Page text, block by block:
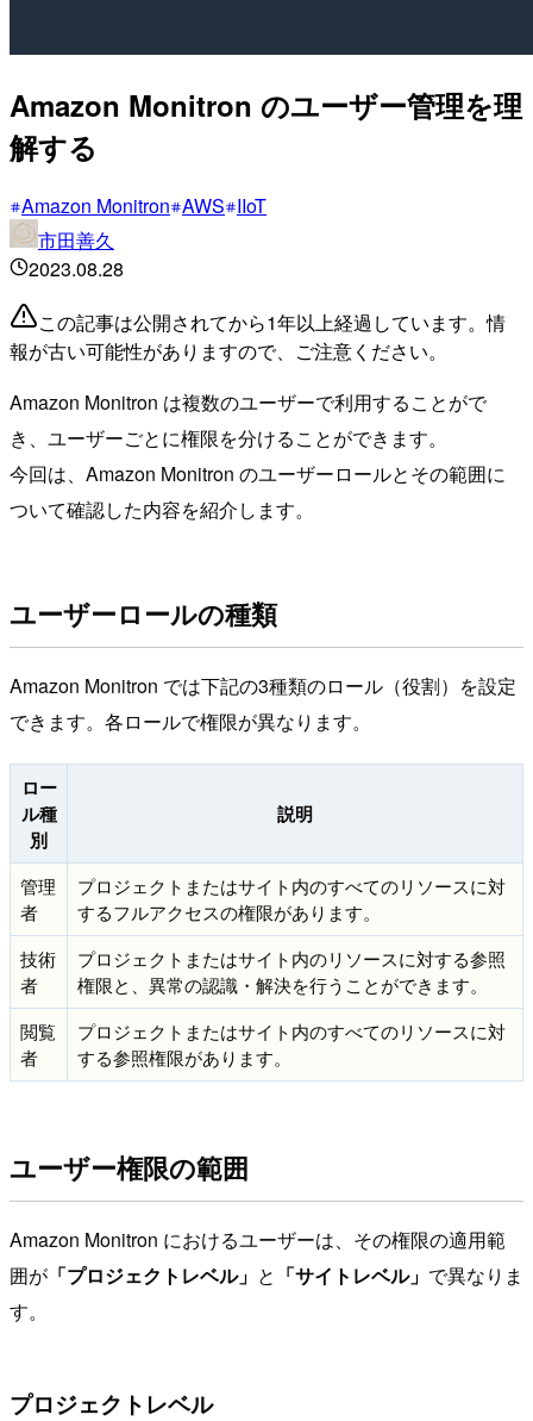
Amazon Monitron のユーザー管理を理
解する
Amazon Monitron AWS IIoT
市田善久
2023.08.28
この記事は公開されてから1年以上経過しています。情
報が古い可能性がありますので、ご注意ください。
Amazon Monitron は複数のユーザーで利用することがで
き、ユーザーごとに権限を分けることができます。
今回は、Amazon Monitron のユーザーロールとその範囲に
ついて確認した内容を紹介します。
ユーザーロールの種類
Amazon Monitron では下記の3種類のロール（役割）を設定
できます。各ロールで権限が異なります。
ロー
ル種
別
説明
管理
者
プロジェクトまたはサイト内のすべてのリソースに対
するフルアクセスの権限があります。
技術
者
プロジェクトまたはサイト内のリソースに対する参照
権限と、異常の認識・解決を行うことができます。
閲覧
者
プロジェクトまたはサイト内のすべてのリソースに対
する参照権限があります。
ユーザー権限の範囲
Amazon Monitron におけるユーザーは、その権限の適用範
囲が 「プロジェクトレベル」 と 「サイトレベル」 で異なりま
す。
プロジェクトレベル